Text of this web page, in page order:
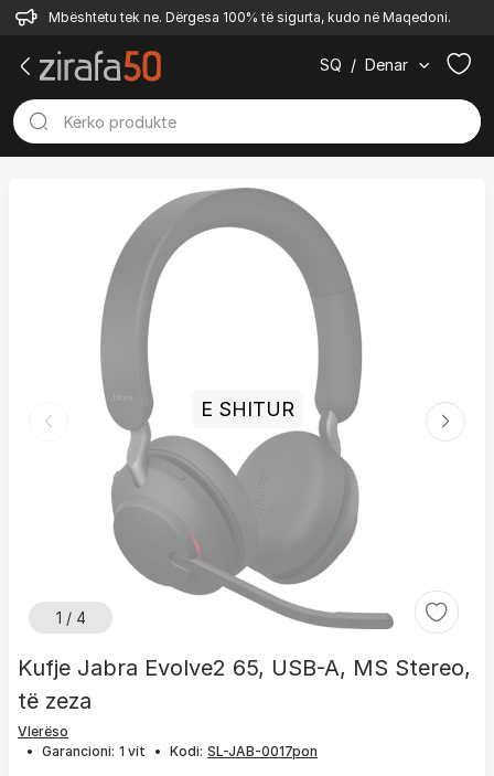
Mbështetu tek ne. Dërgesa 100% të sigurta, kudo në Maqedoni.
SQ / Denar
1 / 4
E SHITUR
Kufje Jabra Evolve2 65, USB-A, MS Stereo,
të zeza
Vlerëso
• Garancioni: 1 vit • Kodi: